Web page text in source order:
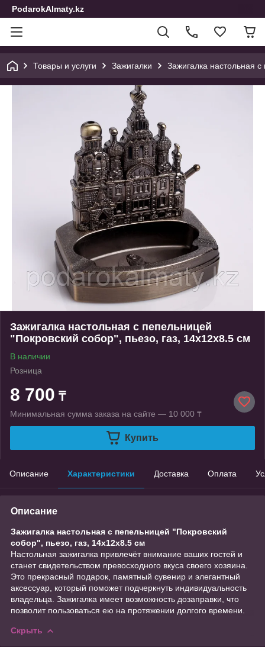
PodarokAlmaty.kz
Товары и услуги Зажигалки Зажигалка настольная
Зажигалка настольная с пепельницей
"Покровский собор", пьезо, газ, 14х12х8.5 см
В наличии
Розница
8 700 ₸
Минимальная сумма заказа на сайте — 10 000 ₸
Купить
Описание Характеристики Доставка Оплата
Описание
Зажигалка настольная с пепельницей "Покровский
собор", пьезо, газ, 14х12х8.5 см
Настольная зажигалка привлечёт внимание ваших гостей и
станет свидетельством превосходного вкуса своего хозяина.
Это прекрасный подарок, памятный сувенир и элегантный
аксессуар, который поможет подчеркнуть индивидуальность
владельца. Зажигалка имеет возможность дозаправки, что
позволит пользоваться ею на протяжении долгого времени.
Скрыть